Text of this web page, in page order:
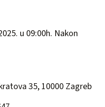
u 09:00h. Nakon
35, 10000 Zagreb